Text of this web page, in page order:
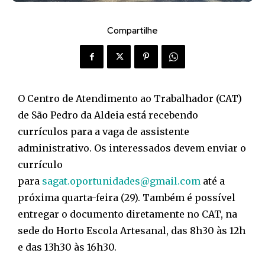
Compartilhe
O Centro de Atendimento ao Trabalhador (CAT)
de São Pedro da Aldeia está recebendo
currículos para a vaga de assistente
administrativo. Os interessados devem enviar o
currículo
para sagat.oportunidades@gmail.com até a
próxima quarta-feira (29). Também é possível
entregar o documento diretamente no CAT, na
sede do Horto Escola Artesanal, das 8h30 às 12h
e das 13h30 às 16h30.